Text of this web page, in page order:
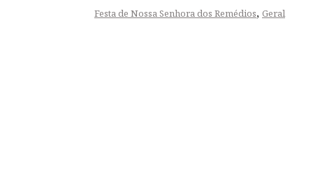
Festa de Nossa Senhora dos Remédios, Geral